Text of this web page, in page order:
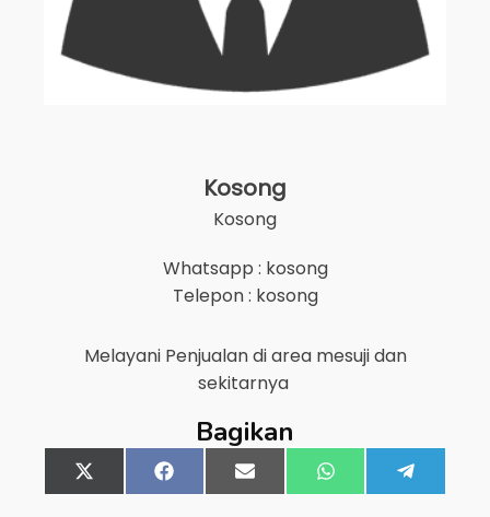
Kosong
Kosong
Whatsapp : kosong
Telepon : kosong
Melayani Penjualan di area mesujidan
sekitarnya
Bagikan
Share
on
X
(Twitter)
Share
on
FacebookShare
on
Email Share
on
WhatsApp
on